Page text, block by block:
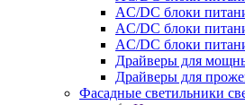
AC/DC блоки
AC/DC блоки
AC/DC блоки
Драйверы для
Драйверы для
Фасадные светильники